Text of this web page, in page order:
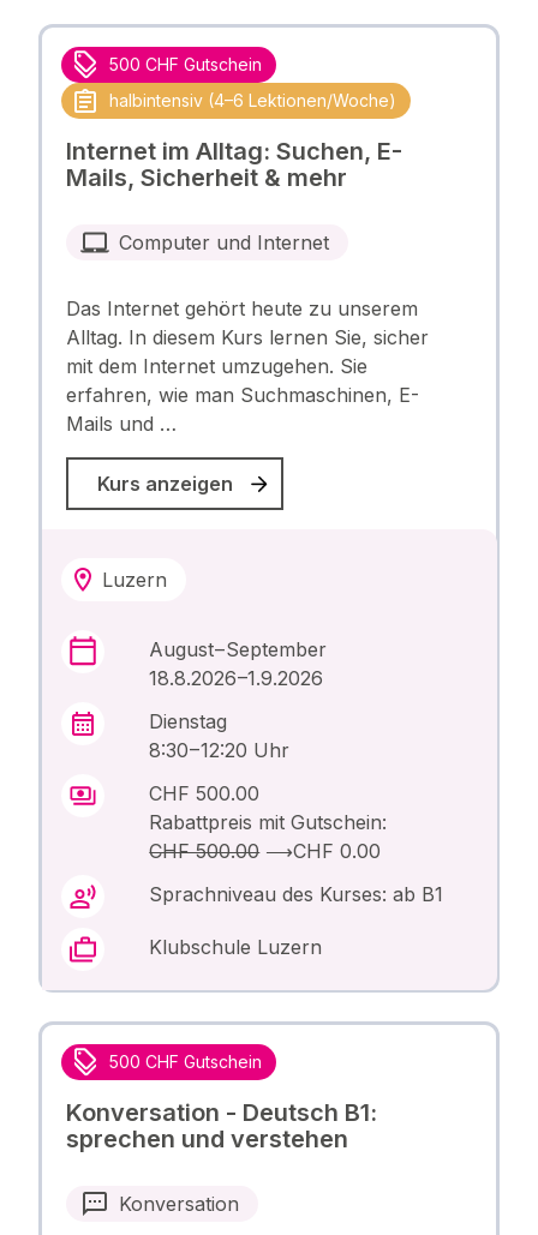
500 CHF Gutschein
halbintensiv (4–6 Lektionen/Woche)
Internet im Alltag: Suchen, E-
Mails, Sicherheit & mehr
Computer und Internet
Das Internet gehört heute zu unserem
Alltag. In diesem Kurs lernen Sie, sicher
mit dem Internet umzugehen. Sie
erfahren, wie man Suchmaschinen, E-
Mails und …
Kurs anzeigen
Luzern
August – September
18.8.2026 –1.9.2026
Dienstag
8:30 – 12:20 Uhr
CHF 500.00
Rabattpreis mit Gutschein:
CHF 500.00⟶CHF 0.00
Sprachniveau des Kurses: ab B1
Klubschule Luzern
500 CHF Gutschein
Konversation - Deutsch B1:
sprechen und verstehen
Konversation